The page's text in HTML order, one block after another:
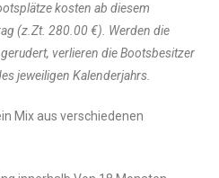
kosten ab diesem
(z.Zt. 280.00 €). Werden die
verlieren die Bootsbesitzer
jeweiligen Kalenderjahrs.
Mix aus verschiedenen